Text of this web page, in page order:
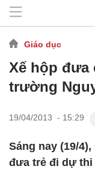
Giáo dục
Xế hộp đưa
trường
19/04/2013 - 15:29
Sáng nay (19/
đưa trẻ đi dự thi